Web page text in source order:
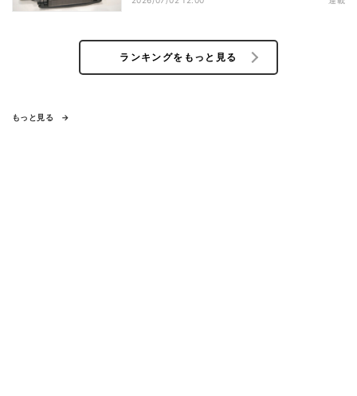
ランキングをもっと見る
もっと見る